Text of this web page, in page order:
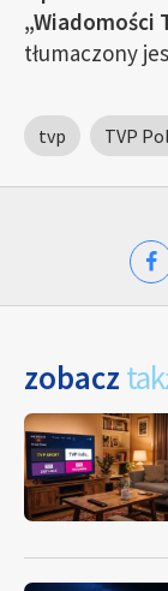
„Wiadomości
tłumaczony
tvp TVP
zobacz